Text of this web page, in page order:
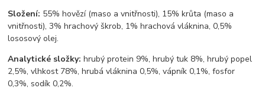
Složení: 55% hovězí (maso a vnitřnosti), 15% krůta (maso a
vnitřnosti), 3% hrachový škrob, 1% hrachová vláknina, 0,5%
lososový olej.
Analytické složky: hrubý protein 9%, hrubý tuk 8%, hrubý popel
2,5%, vlhkost 78%, hrubá vláknina 0,5%, vápník 0,1%, fosfor
0,3%, sodík 0,2%.